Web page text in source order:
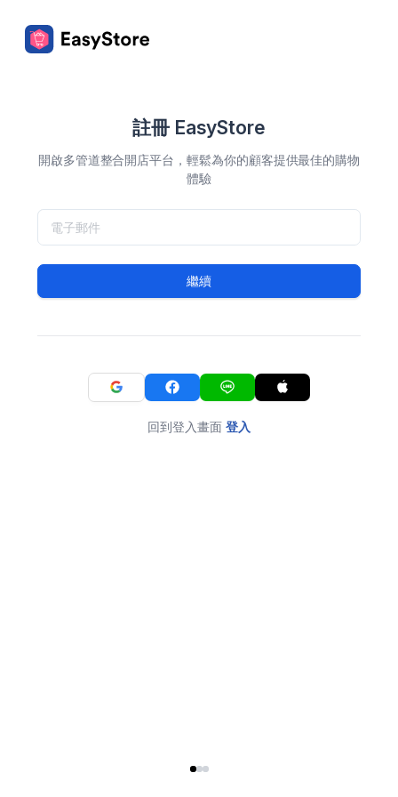
註冊 EasyStore
開啟多管道整合開店平台，輕鬆為你的顧客提供最佳的購物
體驗
繼續
回到登入畫面 登入